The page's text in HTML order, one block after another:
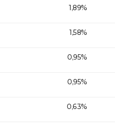
1,89%
1,58%
0,95%
0,95%
0,63%